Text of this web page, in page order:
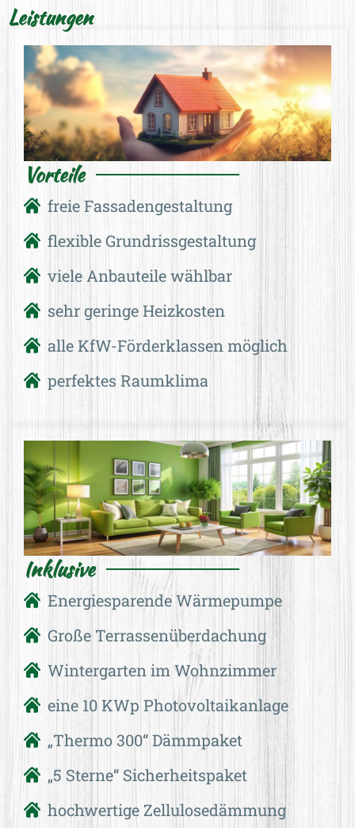
Leistungen
Vorteile
freie Fassadengestaltung
flexible Grundrissgestaltung
viele Anbauteile wählbar
sehr geringe Heizkosten
alle KfW-Förderklassen möglich
perfektes Raumklima
Inklusive
Energiesparende Wärmepumpe
Große Terrassenüberdachung
Wintergarten im Wohnzimmer
eine 10 KWp Photovoltaikanlage
„Thermo 300“ Dämmpaket
„5 Sterne“ Sicherheitspaket
hochwertige Zellulosedämmung